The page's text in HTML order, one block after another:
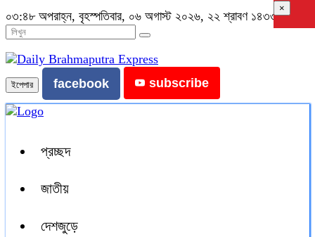
০৩:৪৮ অপরাহ্ন, বৃহস্পতিবার, ০৬ অগাস্ট ২০২৬, ২২ শ্রাবণ ১৪৩৩ বঙ্গাব্দ
ইপেপার facebook subscribe
প্রচ্ছদ
জাতীয়
দেশজুড়ে
×